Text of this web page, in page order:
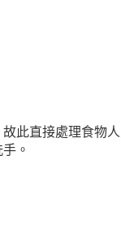
此直接處理食物
。